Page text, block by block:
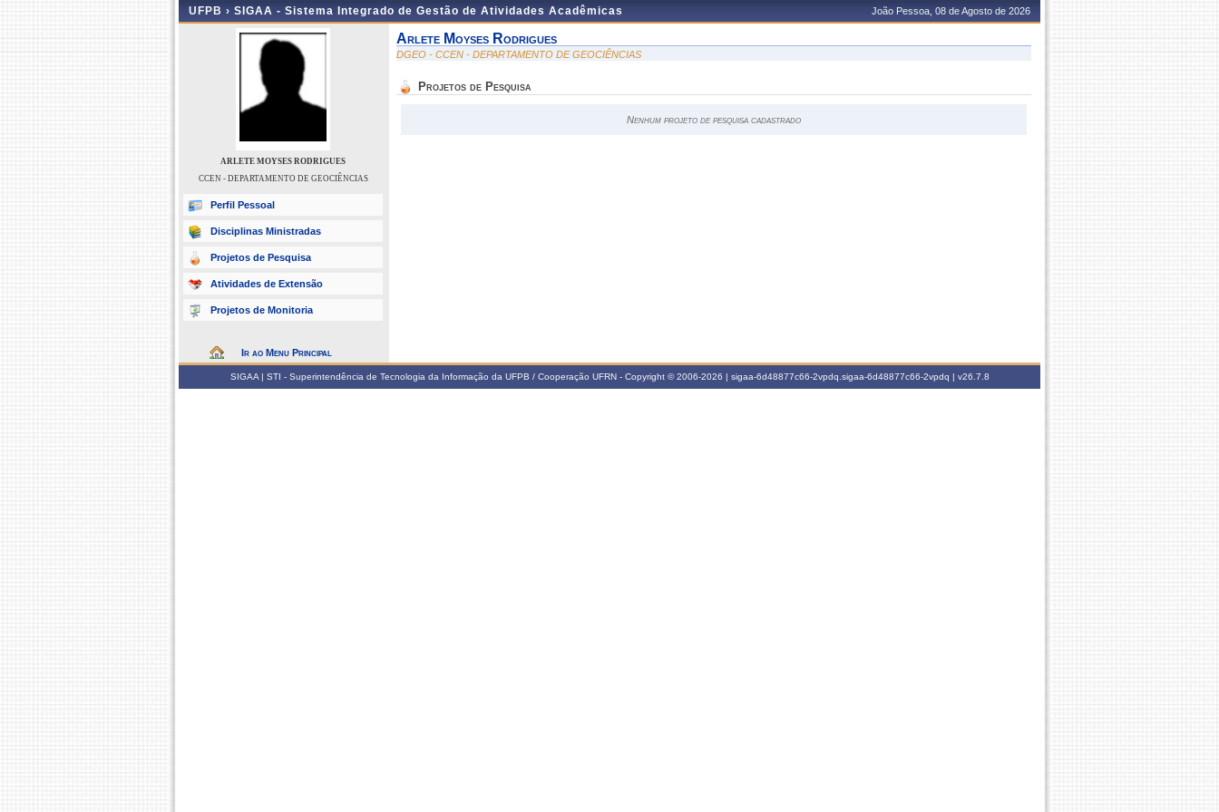
UFPB › SIGAA - Sistema Integrado de Gestão de Atividades Acadêmicas João Pessoa, 08 de Agosto de 2026
ARLETE MOYSES RODRIGUES
CCEN - DEPARTAMENTO DE GEOCIÊNCIAS
Perfil Pessoal
Disciplinas Ministradas
Projetos de Pesquisa
Atividades de Extensão
Projetos de Monitoria
Ir ao Menu Principal
Arlete Moyses Rodrigues
DGEO - CCEN - DEPARTAMENTO DE GEOCIÊNCIAS
Projetos de Pesquisa
Nenhum projeto de pesquisa cadastrado
SIGAA | STI - Superintendência de Tecnologia da Informação da UFPB / Cooperação UFRN - Copyright © 2006-2026 | sigaa-6d48877c66-2vpdq.sigaa-6d48877c66-2vpdq | v26.7.8